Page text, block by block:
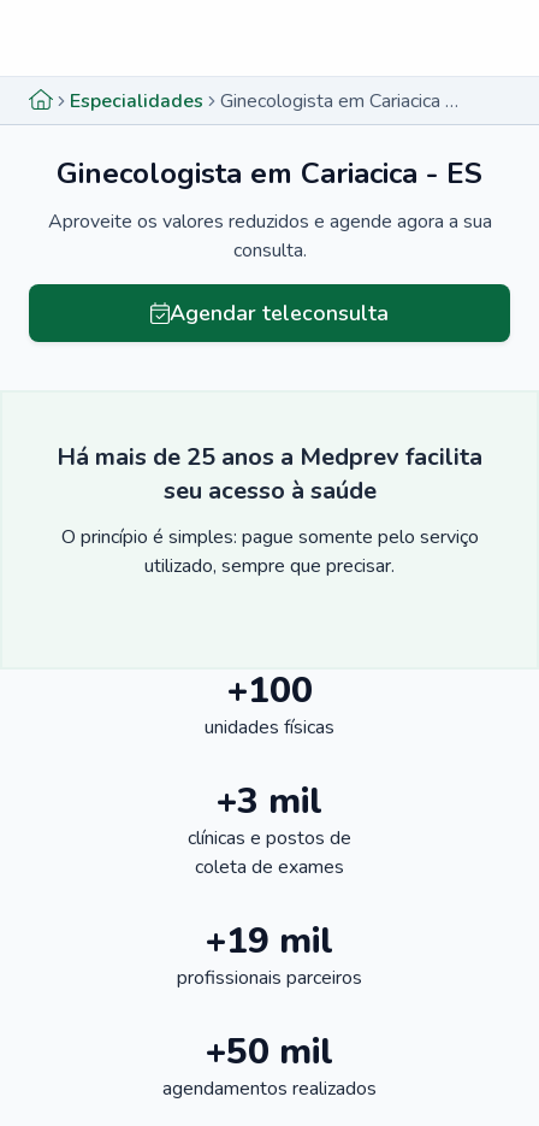
Especialidades Ginecologista em Cariacica - ES
Ginecologista em Cariacica - ES
Aproveite os valores reduzidos e agende agora a sua
consulta.
Agendar teleconsulta
Há mais de 25 anos a Medprev facilita
seu acesso à saúde
O princípio é simples: pague somente pelo serviço
utilizado, sempre que precisar.
+100
unidades físicas
+3 mil
clínicas e postos de
coleta de exames
+19 mil
profissionais parceiros
+50 mil
agendamentos realizados